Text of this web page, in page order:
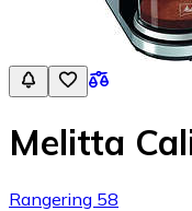
Melitta
Rangering 58